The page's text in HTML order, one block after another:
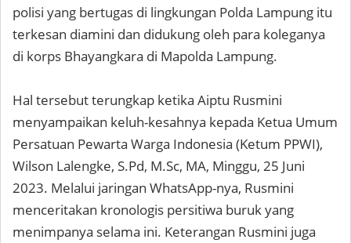
polisi yang bertugas di lingkungan Polda Lampung itu
terkesan diamini dan didukung oleh para koleganya
di korps Bhayangkara di Mapolda Lampung.
Hal tersebut terungkap ketika Aiptu Rusmini
menyampaikan keluh-kesahnya kepada Ketua Umum
Persatuan Pewarta Warga Indonesia (Ketum PPWI),
Wilson Lalengke, S.Pd, M.Sc, MA, Minggu, 25 Juni
2023. Melalui jaringan WhatsApp-nya, Rusmini
menceritakan kronologis persitiwa buruk yang
menimpanya selama ini. Keterangan Rusmini juga